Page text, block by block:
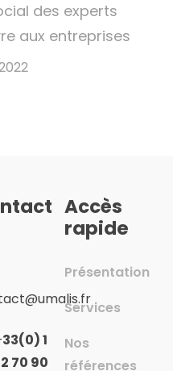
des experts
aux entreprises
33(0) 1
70 90
Accès
rapide
Présentation
Services
Nos
références